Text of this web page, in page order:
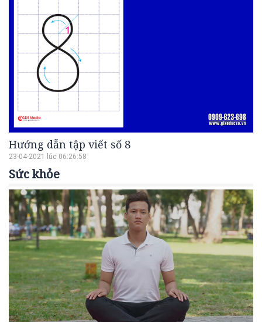
Hướng dẫn tập viết số 8
23-04-2021 lúc 06:26:58
Sức khỏe